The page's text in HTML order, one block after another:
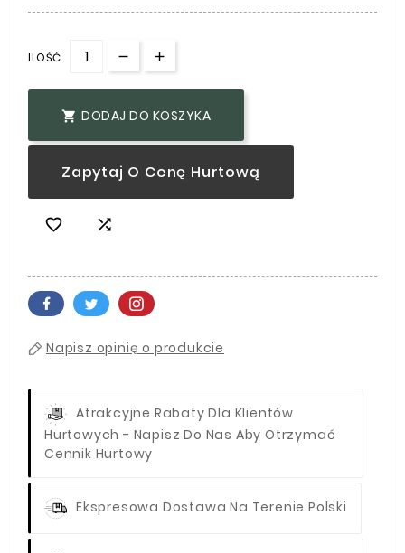
ILOŚĆ
 DODAJ DO KOSZYKA
Zapytaj O Cenę Hurtową
 
Napisz opinię o produkcie
Atrakcyjne Rabaty Dla Klientów
Hurtowych - Napisz Do Nas Aby Otrzymać
Cennik Hurtowy
Ekspresowa Dostawa Na Terenie Polski